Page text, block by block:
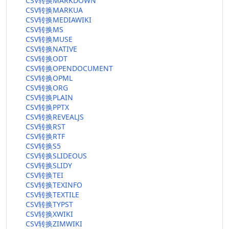
CSV转换MARKUA
CSV转换MEDIAWIKI
CSV转换MS
CSV转换MUSE
CSV转换NATIVE
CSV转换ODT
CSV转换OPENDOCUMENT
CSV转换OPML
CSV转换ORG
CSV转换PLAIN
CSV转换PPTX
CSV转换REVEALJS
CSV转换RST
CSV转换RTF
CSV转换S5
CSV转换SLIDEOUS
CSV转换SLIDY
CSV转换TEI
CSV转换TEXINFO
CSV转换TEXTILE
CSV转换TYPST
CSV转换XWIKI
CSV转换ZIMWIKI